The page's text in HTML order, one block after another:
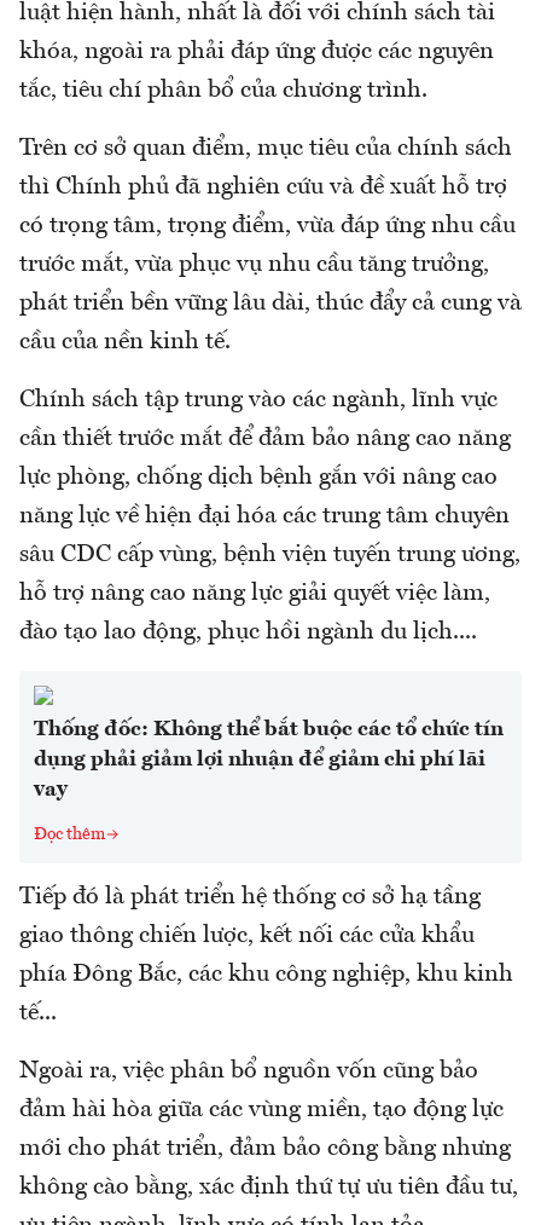
luật hiện hành, nhất là đối với chính sách tài
khóa, ngoài ra phải đáp ứng được các nguyên
tắc, tiêu chí phân bổ của chương trình.
Trên cơ sở quan điểm, mục tiêu của chính sách
thì Chính phủ đã nghiên cứu và đề xuất hỗ trợ
có trọng tâm, trọng điểm, vừa đáp ứng nhu cầu
trước mắt, vừa phục vụ nhu cầu tăng trưởng,
phát triển bền vững lâu dài, thúc đẩy cả cung và
cầu của nền kinh tế.
Chính sách tập trung vào các ngành, lĩnh vực
cần thiết trước mắt để đảm bảo nâng cao năng
lực phòng, chống dịch bệnh gắn với nâng cao
năng lực về hiện đại hóa các trung tâm chuyên
sâu CDC cấp vùng, bệnh viện tuyến trung ương,
hỗ trợ nâng cao năng lực giải quyết việc làm,
đào tạo lao động, phục hồi ngành du lịch....
Thống đốc: Không thể bắt buộc các tổ chức tín
dụng phải giảm lợi nhuận để giảm chi phí lãi
vay
Đọc thêm
Tiếp đó là phát triển hệ thống cơ sở hạ tầng
giao thông chiến lược, kết nối các cửa khẩu
phía Đông Bắc, các khu công nghiệp, khu kinh
tế...
Ngoài ra, việc phân bổ nguồn vốn cũng bảo
đảm hài hòa giữa các vùng miền, tạo động lực
mới cho phát triển, đảm bảo công bằng nhưng
không cào bằng, xác định thứ tự ưu tiên đầu tư,